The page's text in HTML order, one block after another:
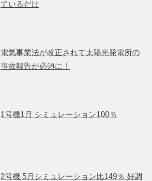
ているだけ
電気事業法が改正されて太陽光発電所の
事故報告が必須に！
1号機1月 シミュレーション100％
2号機 5月シミュレーション比149％ 好調